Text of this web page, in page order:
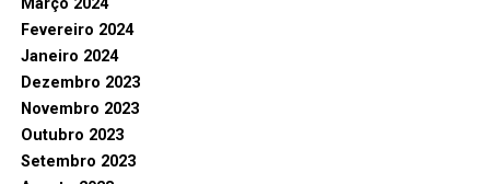
Março 2024
Fevereiro 2024
Janeiro 2024
Dezembro 2023
Novembro 2023
Outubro 2023
Setembro 2023